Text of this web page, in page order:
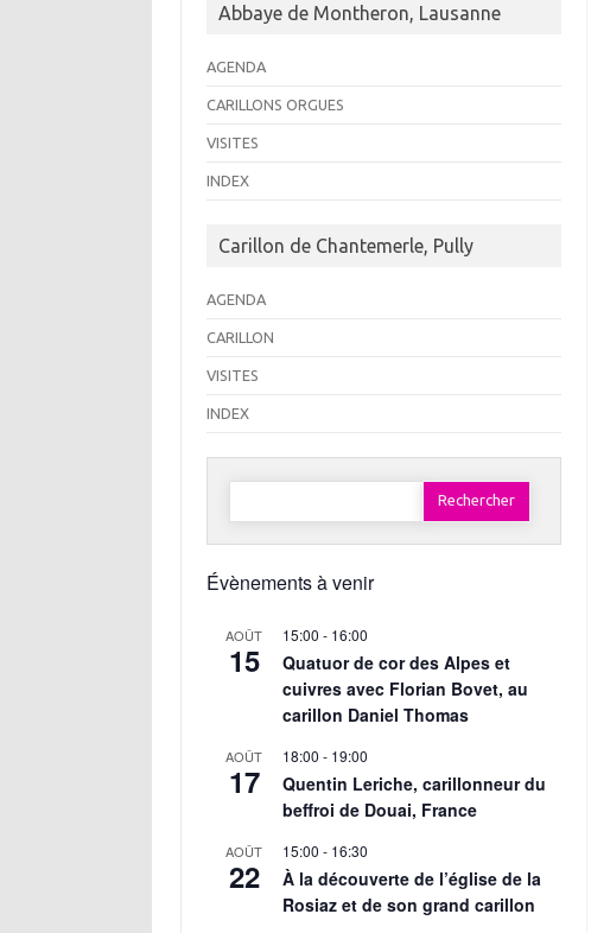
Abbaye de Montheron, Lausanne
AGENDA
CARILLONS ORGUES
VISITES
INDEX
Carillon de Chantemerle, Pully
AGENDA
CARILLON
VISITES
INDEX
Rechercher :
Évènements à venir
AOÛT
15
15:00 - 16:00
Quatuor de cor des Alpes et
cuivres avec Florian Bovet, au
carillon Daniel Thomas
AOÛT
17
18:00 - 19:00
Quentin Leriche, carillonneur du
beffroi de Douai, France
AOÛT
22
15:00 - 16:30
À la découverte de l’église de la
Rosiaz et de son grand carillon